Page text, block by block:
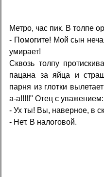
Метро, час пик. В толпе
- Помогите! Мой сын
умирает!
Сквозь толпу
пацана за яйца и
парня из глотки
а-а!!!!!" Отец с уважением:
- Ух ты! Вы, наверное, в
- Нет. В налоговой.